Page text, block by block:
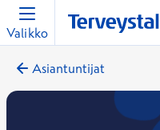
Valikko
Asiantuntijat